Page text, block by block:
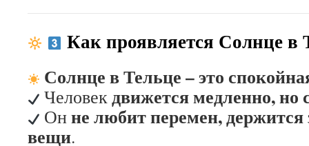
Как проявляется Солнце в
Солнце в Тельце – это
Человекдвижется медленно, но
Онне любит перемен, держится
вещи.